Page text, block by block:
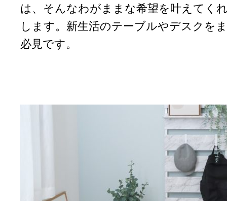
は、そんなわがままな希望を叶えてく
します。新生活のテーブルやデスクを
必見です。